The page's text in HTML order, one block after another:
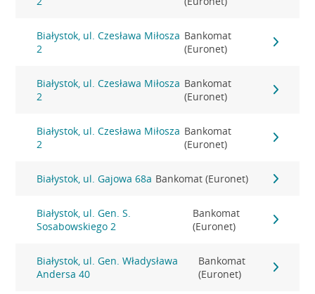
Białystok, ul. Czesława Miłosza
2
Bankomat
(Euronet)
Białystok, ul. Czesława Miłosza
2
Bankomat
(Euronet)
Białystok, ul. Czesława Miłosza
2
Bankomat
(Euronet)
Białystok, ul. Gajowa 68a Bankomat (Euronet)
Białystok, ul. Gen. S.
Sosabowskiego 2
Bankomat
(Euronet)
Białystok, ul. Gen. Władysława
Andersa 40
Bankomat
(Euronet)